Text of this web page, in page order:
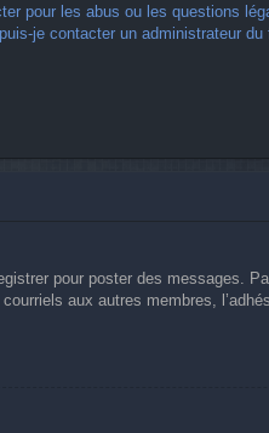
pour les abus ou les questions
je contacter un administrateur du
pour poster des messages.
aux autres membres,